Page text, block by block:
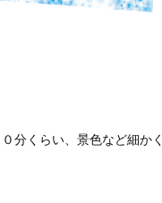
くらい、景色など細か